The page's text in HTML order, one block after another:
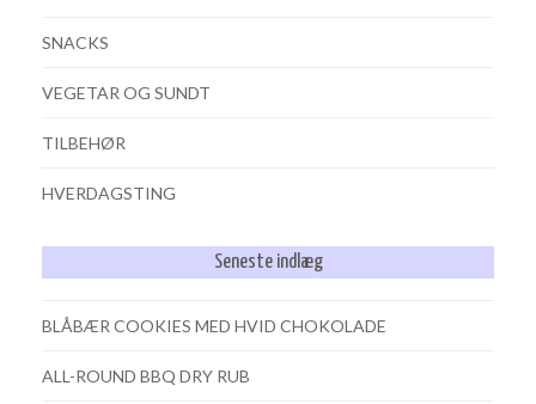
SNACKS
VEGETAR OG SUNDT
TILBEHØR
HVERDAGSTING
Seneste indlæg
BLÅBÆR COOKIES MED HVID CHOKOLADE
ALL-ROUND BBQ DRY RUB